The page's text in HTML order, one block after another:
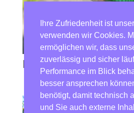
Eine große
Ihre Zufriedenheit ist
verwenden wir Cookies.
ermöglichen wir, dass
zuverlässig und sicher
Performance im Blick
besser ansprechen
benötigt, damit technisch
und Sie auch externe